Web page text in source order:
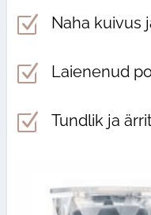
Z Naha kuivus
Z Laienenud
Z Tundlik ja